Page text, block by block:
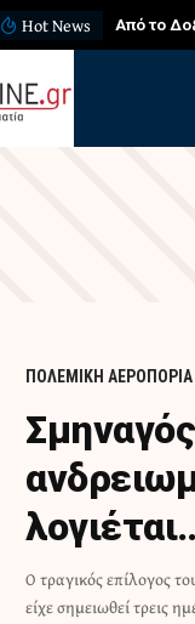
Hot News Από το
ΠΟΛΕΜΙΚΗ ΑΕΡΟΠΟΡΙΑ
Ο τραγικός επίλογος
είχε σημειωθεί τρεις